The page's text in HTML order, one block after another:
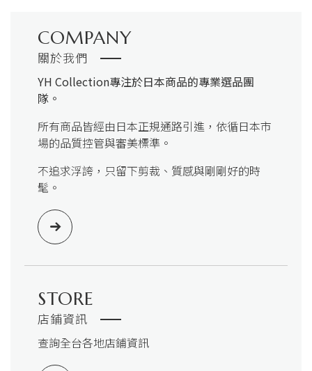
COMPANY
關於我們
YH Collection專注於日本商品的專業選品團
隊。
所有商品皆經由日本正規通路引進，依循日本市
場的品質控管與審美標準。
不追求浮誇，只留下剪裁、質感與剛剛好的時
髦。
STORE
店鋪資訊
查詢全台各地店鋪資訊